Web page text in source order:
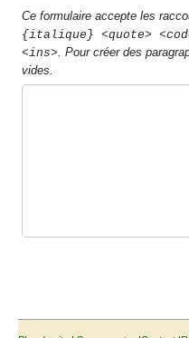
Ce formulaire accepte les
{italique} <quote>
<ins> . Pour créer des
vides.